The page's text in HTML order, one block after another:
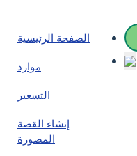
الصفحة الرئيسية
موارد
التسعير
إنشاء القصة
المصورة